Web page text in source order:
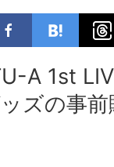
A 1st
ズの事前